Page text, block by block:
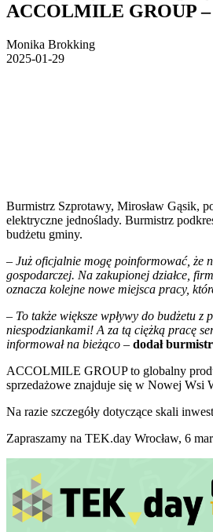
ACCOLMILE GROUP
Monika Brokking
2025-01-29
Burmistrz Szprotawy, Mirosław Gąsik,
elektryczne jednoślady. Burmistrz
budżetu gminy.
– Już oficjalnie mogę poinformować, że
gospodarczej. Na zakupionej działce,
oznacza kolejne nowe miejsca pracy,
– To także większe wpływy do budżetu
niespodziankami! A za tą ciężką pracę
informował na bieżąco – dodał
ACCOLMILE GROUP to globalny
sprzedażowe znajduje się w Nowej Wsi
Na razie szczegóły dotyczące skali
Zapraszamy na TEK.day Wrocław, 6